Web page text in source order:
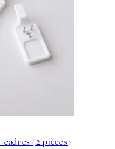
(2 pièces)